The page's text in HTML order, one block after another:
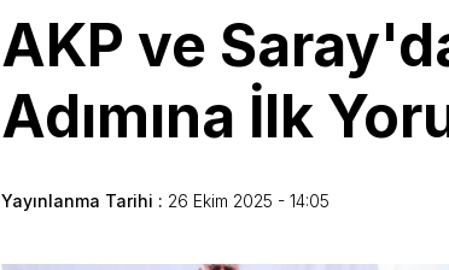
AKP ve
Adımına İlk
Yayınlanma Tarihi : 26 Ekim 2025 - 14:05